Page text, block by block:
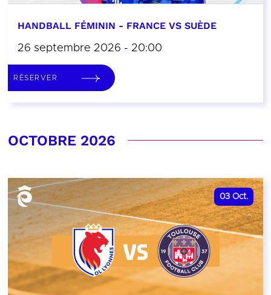
HANDBALL FÉMININ - FRANCE VS SUÈDE
26 septembre 2026 - 20:00
RÉSERVER
OCTOBRE 2026
03 Oct.